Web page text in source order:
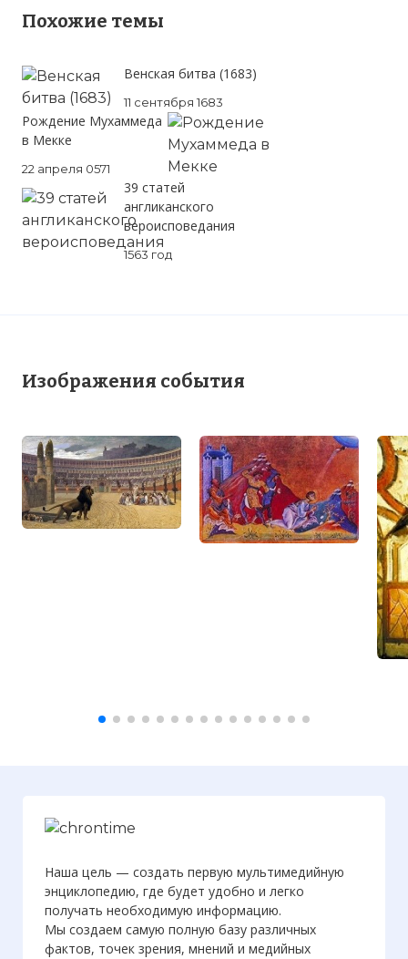
Похожие темы
Венская битва (1683)
11 сентября 1683
Рождение Мухаммеда
в Мекке
22 апреля 0571
39 статей
англиканского
вероисповедания
1563 год
Изображения события
Вернуться в статью:
Наша цель — создать первую мультимедийную
энциклопедию, где будет удобно и легко
получать необходимую информацию.
Мы создаем самую полную базу различных
фактов, точек зрения, мнений и медийных